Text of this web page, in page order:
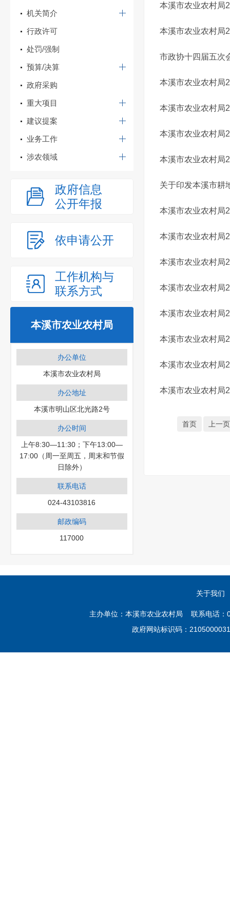
机关简介
行政许可
处罚/强制
预算/决算
政府采购
重大项目
建议提案
业务工作
涉农领域
政府信息
公开年报
依申请公开
工作机构与
联系方式
本溪市农业农村局
办公单位
本溪市农业农村局
办公地址
本溪市明山区北光路2号
办公时间
上午8:30—11:30；下午13:00—
17:00（周一至周五，周末和节假
日除外）
联系电话
024-43103816
邮政编码
117000
本溪市农业农村局
本溪市农业农村局
市政协十四届五次
本溪市农业农村局
本溪市农业农村局
本溪市农业农村局
本溪市农业农村局
关于印发本溪市耕
本溪市农业农村局
本溪市农业农村局
本溪市农业农村局
本溪市农业农村局
本溪市农业农村局
本溪市农业农村局
本溪市农业农村局
本溪市农业农村局
首页 上一页
关于我们
主办单位：本溪市农业农村局 联系电话
政府网站标识码：